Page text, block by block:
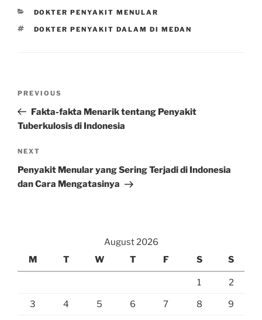
CATEGORIES
DOKTER PENYAKIT MENULAR
TAGS
DOKTER PENYAKIT DALAM DI MEDAN
Previous
Post
PREVIOUS
Fakta-fakta Menarik tentang Penyakit
Tuberkulosis di Indonesia
Next
Post
NEXT
Penyakit Menular yang Sering Terjadi di Indonesia
dan Cara Mengatasinya
August 2026
M
T W T F S S
1 2
3 4 5 6 7 8 9